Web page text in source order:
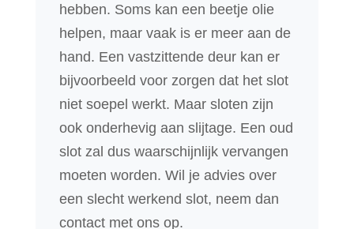
hebben. Soms kan een beetje olie
helpen, maar vaak is er meer aan de
hand. Een vastzittende deur kan er
bijvoorbeeld voor zorgen dat het slot
niet soepel werkt. Maar sloten zijn
ook onderhevig aan slijtage. Een oud
slot zal dus waarschijnlijk vervangen
moeten worden. Wil je advies over
een slecht werkend slot, neem dan
contact met ons op.